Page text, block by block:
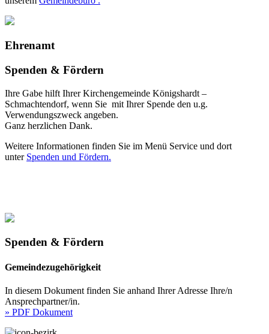
Ehrenamt
Spenden & Fördern
Ihre Gabe hilft Ihrer Kirchengemeinde Königshardt –
Schmachtendorf, wenn Sie mit Ihrer Spende den u.g.
Verwendungszweck angeben.
Ganz herzlichen Dank.
Weitere Informationen finden Sie im Menü Service und dort
unter Spenden und Fördern.
Spenden & Fördern
Gemeindezugehörigkeit
In diesem Dokument finden Sie anhand Ihrer Adresse Ihre/n
Ansprechpartner/in.
» PDF Dokument